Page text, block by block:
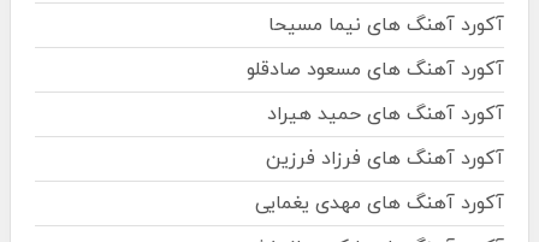
آکورد آهنگ های نیما مسیحا
آکورد آهنگ های مسعود صادقلو
آکورد آهنگ های حمید هیراد
آکورد آهنگ های فرزاد فرزین
آکورد آهنگ های مهدی یغمایی